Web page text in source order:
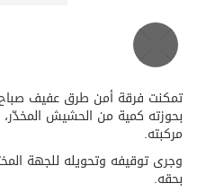
تمكنت فرقة أمن طرق عفيف
بحوزته كمية من الحشيش
مركبته.
وجرى توقيفه وتحويله للجهة
بحقه.